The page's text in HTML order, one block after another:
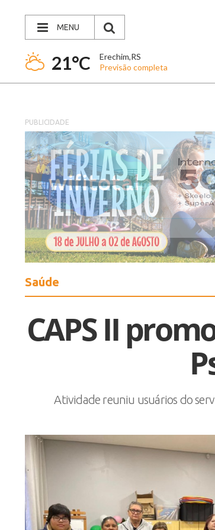
MENU
21°C
Erechim,RS
Previsão completa
PUBLICIDADE
Saúde
CAPS II
Atividade reuniu usuários do